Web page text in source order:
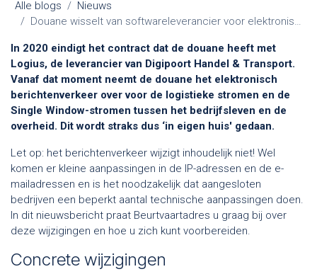
Alle blogs
Nieuws
Douane wisselt van softwareleverancier voor elektronisch berichtenverkeer
In 2020 eindigt het contract dat de douane heeft met
Logius, de leverancier van Digipoort Handel & Transport.
Vanaf dat moment neemt de douane het elektronisch
berichtenverkeer over voor de logistieke stromen en de
Single Window-stromen tussen het bedrijfsleven en de
overheid. Dit wordt straks dus ‘in eigen huis' gedaan.
Let op: het berichtenverkeer wijzigt inhoudelijk niet! Wel
komen er kleine aanpassingen in de IP-adressen en de e-
mailadressen en is het noodzakelijk dat aangesloten
bedrijven een beperkt aantal technische aanpassingen doen.
In dit nieuwsbericht praat Beurtvaartadres u graag bij over
deze wijzigingen en hoe u zich kunt voorbereiden.
Concrete wijzigingen